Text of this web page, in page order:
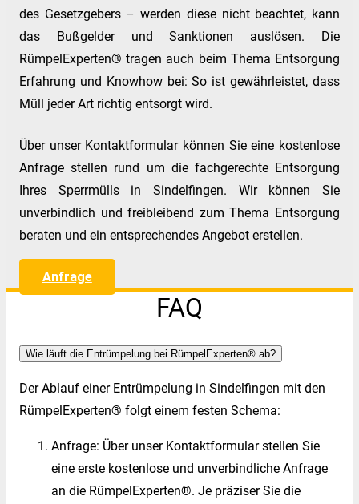
des Gesetzgebers – werden diese nicht beachtet, kann
das Bußgelder und Sanktionen auslösen. Die
RümpelExperten® tragen auch beim Thema Entsorgung
Erfahrung und Knowhow bei: So ist gewährleistet, dass
Müll jeder Art richtig entsorgt wird.
Über unser Kontaktformular können Sie eine kostenlose
Anfrage stellen rund um die fachgerechte Entsorgung
Ihres Sperrmülls in Sindelfingen. Wir können Sie
unverbindlich und freibleibend zum Thema Entsorgung
beraten und ein entsprechendes Angebot erstellen.
Anfrage
FAQ
Wie läuft die Entrümpelung bei RümpelExperten® ab?
Der Ablauf einer Entrümpelung in Sindelfingen mit den
RümpelExperten® folgt einem festen Schema:
Anfrage: Über unser Kontaktformular stellen Sie
eine erste kostenlose und unverbindliche Anfrage
an die RümpelExperten®. Je präziser Sie die